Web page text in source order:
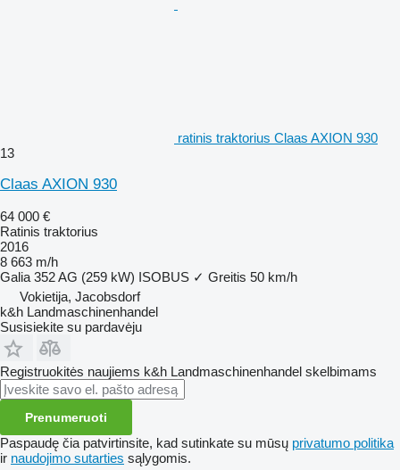
ratinis traktorius Claas AXION 930
13
Claas AXION 930
64 000 €
Ratinis traktorius
2016
8 663 m/h
Galia 352 AG (259 kW) ISOBUS ✓ Greitis 50 km/h
Vokietija, Jacobsdorf
k&h Landmaschinenhandel
Susisiekite su pardavėju
Registruokitės naujiems k&h Landmaschinenhandel skelbimams
Prenumeruoti
Paspaudę čia patvirtinsite, kad sutinkate su mūsų privatumo politika
ir naudojimo sutarties sąlygomis.